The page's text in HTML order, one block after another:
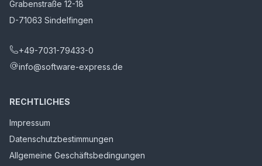
Grabenstraße 12-18
D-71063 Sindelfingen
+49-7031-79433-0
info@software-express.de
RECHTLICHES
Impressum
Datenschutzbestimmungen
Allgemeine Geschäftsbedingungen